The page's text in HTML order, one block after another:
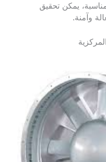
يمكن تحقيق
وآمنة.